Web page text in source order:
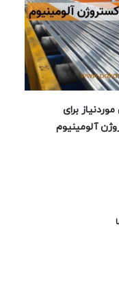
برای
آلومینیوم